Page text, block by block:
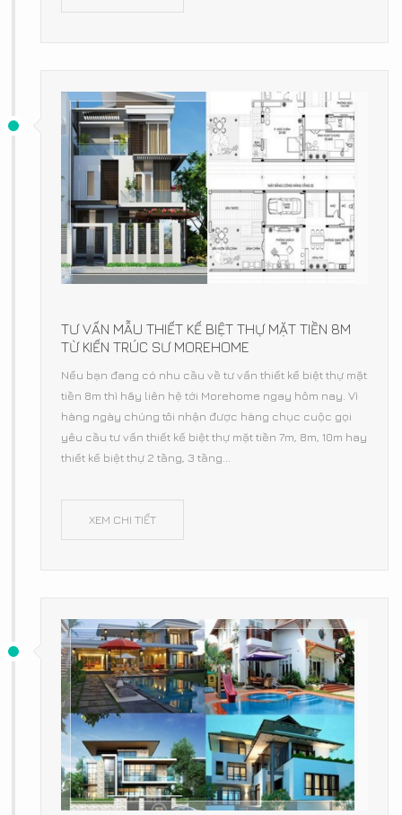
TƯ VẤN MẪU THIẾT KẾ BIỆT THỰ MẶT TIỀN 8M
TỪ KIẾN TRÚC SƯ MOREHOME
Nếu bạn đang có nhu cầu về tư vấn thiết kế biệt thự mặt
tiền 8m thì hãy liên hệ tới Morehome ngay hôm nay. Vì
hàng ngày chúng tôi nhận được hàng chục cuộc gọi
yêu cầu tư vấn thiết kế biệt thự mặt tiền 7m, 8m, 10m hay
thiết kế biệt thự 2 tầng, 3 tầng...
XEM CHI TIẾT